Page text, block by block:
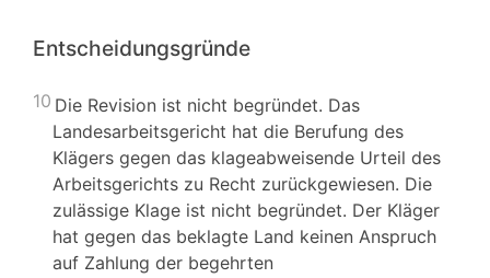
Entscheidungsgründe
10 Die Revision ist nicht begründet. Das
Landesarbeitsgericht hat die Berufung des
Klägers gegen das klageabweisende Urteil des
Arbeitsgerichts zu Recht zurückgewiesen. Die
zulässige Klage ist nicht begründet. Der Kläger
hat gegen das beklagte Land keinen Anspruch
auf Zahlung der begehrten